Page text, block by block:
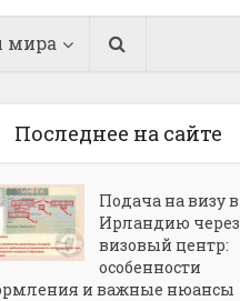
мира
Последнее на сайте
Подача на визу в
Ирландию через
визовый центр:
особенности
и важные нюансы